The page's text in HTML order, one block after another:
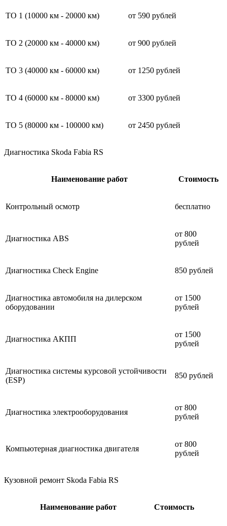
ТО 1 (10000 км - 20000 км) от 590 рублей
ТО 2 (20000 км - 40000 км) от 900 рублей
ТО 3 (40000 км - 60000 км) от 1250 рублей
ТО 4 (60000 км - 80000 км) от 3300 рублей
ТО 5 (80000 км - 100000 км) от 2450 рублей
Диагностика Skoda Fabia RS
Наименование работ Стоимость
Контрольный осмотр бесплатно
Диагностика ABS
от 800
рублей
Диагностика Check Engine 850 рублей
Диагностика автомобиля на дилерском
оборудовании
от 1500
рублей
Диагностика АКПП
от 1500
рублей
Диагностика системы курсовой устойчивости
(ESP)
850 рублей
Диагностика электрооборудования
от 800
рублей
Компьютерная диагностика двигателя
от 800
рублей
Кузовной ремонт Skoda Fabia RS
Наименование работ Стоимость